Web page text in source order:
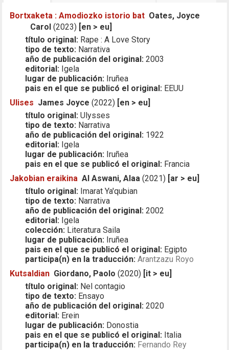
Bortxaketa : Amodiozko istorio bat Oates, Joyce
Carol (2023) [en > eu]
título original: Rape : A Love Story
tipo de texto: Narrativa
año de publicación del original: 2003
editorial: Igela
lugar de publicación: Iruñea
pais en el que se publicó el original: EEUU
Ulises James Joyce (2022) [en > eu]
título original: Ulysses
tipo de texto: Narrativa
año de publicación del original: 1922
editorial: Igela
lugar de publicación: Iruñea
pais en el que se publicó el original: Francia
Jakobian eraikina Al Aswani, Alaa (2021) [ar > eu]
título original: Imarat Ya'qubian
tipo de texto: Narrativa
año de publicación del original: 2002
editorial: Igela
colección: Literatura Saila
lugar de publicación: Iruñea
pais en el que se publicó el original: Egipto
participa(n) en la traducción: Arantzazu Royo
Kutsaldian Giordano, Paolo (2020) [it > eu]
título original: Nel contagio
tipo de texto: Ensayo
año de publicación del original: 2020
editorial: Erein
lugar de publicación: Donostia
pais en el que se publicó el original: Italia
participa(n) en la traducción: Fernando Rey